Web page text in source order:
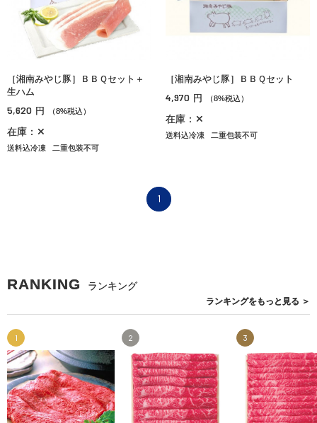
［湘南みやじ豚］ＢＢＱセット＋
生ハム
5,620 円 （8%税込）
在庫：✕
送料込冷凍 二重包装不可
［湘南みやじ豚］ＢＢＱセット
4,970 円 （8%税込）
在庫：✕
送料込冷凍 二重包装不可
1
RANKING ランキング
ランキングをもっと見る ＞
1 2 3